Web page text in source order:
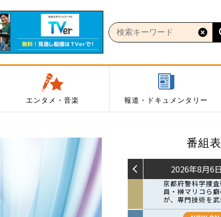
エンタメ・音楽 報道・ドキュメンタリー
番組表